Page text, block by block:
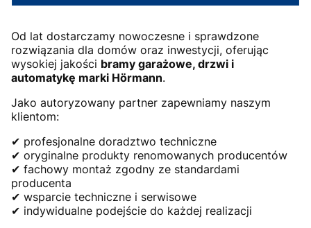
Od lat dostarczamy nowoczesne i sprawdzone
rozwiązania dla domów oraz inwestycji, oferując
wysokiej jakości bramy garażowe, drzwi i
automatykę marki Hörmann.
Jako autoryzowany partner zapewniamy naszym
klientom:
✔ profesjonalne doradztwo techniczne
✔ oryginalne produkty renomowanych producentów
✔ fachowy montaż zgodny ze standardami
producenta
✔ wsparcie techniczne i serwisowe
✔ indywidualne podejście do każdej realizacji